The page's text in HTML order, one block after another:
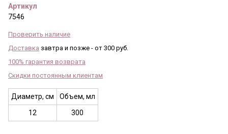
Артикул
7546
Проверить наличие
Доставка завтра и позже - от 300 руб.
100% гарантия возврата
Скидки постоянным клиентам
Диаметр, см
Объем, мл
12
300